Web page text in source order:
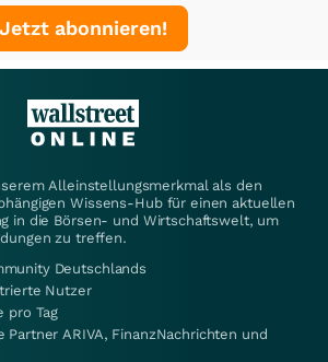
Jetzt abonnieren!
Alleinstellungsmerkmal als den
Wissens-Hub für einen aktuellen
in die Börsen- und Wirtschaftswelt, um
zu treffen.
Deutschlands
Nutzer
pro Tag
Partner ARIVA, FinanzNachrichten und